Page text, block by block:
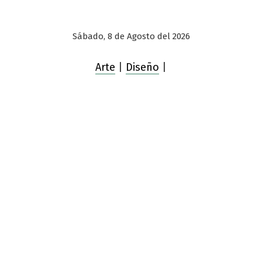
Sábado, 8 de Agosto del 2026
Arte Diseño